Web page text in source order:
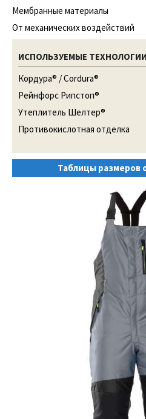
Мембранные материалы
От механических воздействий
ИСПОЛЬЗУЕМЫЕ ТЕХНОЛОГИИ
Кордура® / Cordura®
Рейнфорс Рипстоп®
Утеплитель Шелтер®
Противокислотная отделка
Таблицы размеров